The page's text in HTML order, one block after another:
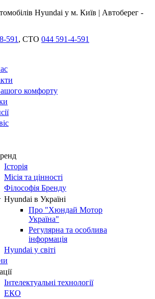
591 , СТО 044 591-4-591
комфорту
Історія
Місія та цінності
Філософія Бренду
Hyundai в Україні
Про "Хюндай Мотор
Україна"
Регулярна та особлива
інформація
Hyundai у світі
Інтелектуальні технології
ЕКО